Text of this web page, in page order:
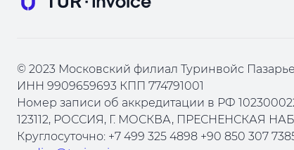
© 2023 Московский филиал Туринвойс
ИНН 9909659693 КПП 774791001
Номер записи об аккредитации в РФ
123112, РОССИЯ, Г. МОСКВА, ПРЕСНЕНСКАЯ
Круглосуточно: +7 499 325 4898 +90 850 307